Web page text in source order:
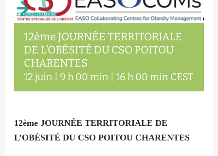
12ème JOURNÉE TERRITORIALE
DE L’OBÉSITÉ DU CSO POITOU
CHARENTES
12 juin | 9 h 00 min 16 h 00 min CEST
12ème JOURNÉE TERRITORIALE DE
L’OBÉSITÉ DU CSO POITOU CHARENTES